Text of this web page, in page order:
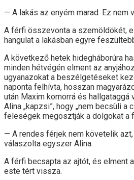
— A lakás az enyém marad. Ez nem
A férfi összevonta a szemöldökét,
hangulat a lakásban egyre
A következő hetek hidegháborúra
minden hétvégén elment az
ugyanazokat a beszélgetéseket
naponta felhívta, hosszan
után Maxim komorrá és hallgataggá
Alina „kapzsi”, hogy „nem becsüli a
feleségek megosztják a dolgokat a
— A rendes férjek nem követelik
válaszolta egyszer Alina.
A férfi becsapta az ajtót, és elment
este tért vissza.